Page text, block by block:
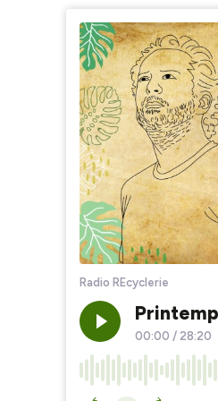
Radio REcyclerie
00:00 / 28:20